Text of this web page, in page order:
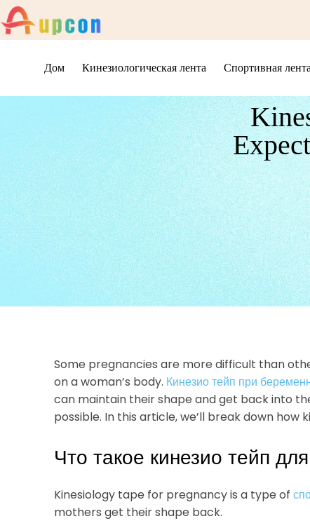
Дом Кинезиологическая лента Спортивная лента
Some pregnancies are more difficult than
on a woman’s body. Кинезио тейп при
can maintain their shape and get back into
possible. In this article, we’ll break down
Что такое кинезио тейп
Kinesiology tape for pregnancy is a type of
mothers get their shape back.